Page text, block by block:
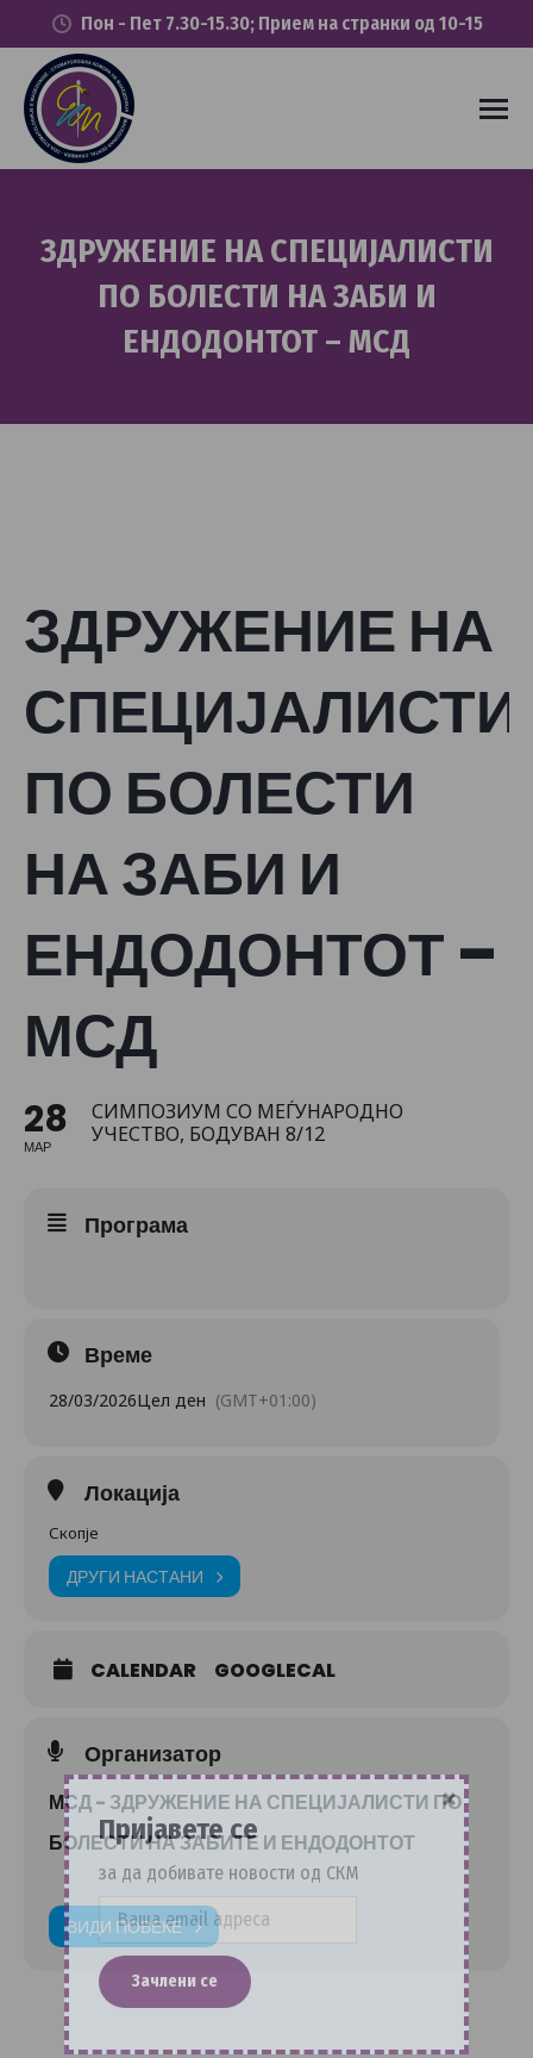
Пон - Пет 7.30-15.30; Прием на странки од 10-15
ЗДРУЖЕНИЕ НА СПЕЦИЈАЛИСТИ
ПО БОЛЕСТИ НА ЗАБИ И
ЕНДОДОНТОТ – МСД
ЗДРУЖЕНИЕ НА
СПЕЦИЈАЛИСТИ
ПО БОЛЕСТИ
НА ЗАБИ И
ЕНДОДОНТОТ –
МСД
28
МАР
СИМПОЗИУМ СО МЕЃУНАРОДНО
УЧЕСТВО, БОДУВАН 8/12
Програма
Време
28/03/2026Цел ден (GMT+01:00)
Локација
Скопје
ДРУГИ НАСТАНИ
CALENDAR GOOGLECAL
Организатор
МСД - ЗДРУЖЕНИЕ НА СПЕЦИЈАЛИСТИ ПО
БОЛЕСТИ НА ЗАБИТЕ И ЕНДОДОНТОТ
ВИДИ ПОВЕЌЕ
Пријавете се
за да добивате новости од СКМ
×